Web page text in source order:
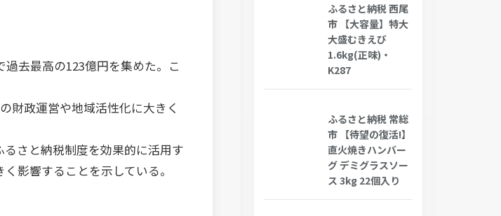
去最高の123億円を集めた。こ
財政運営や地域活性化に大きく
さと納税制度を効果的に活用す
影響することを示している。
ふるさと納税 西尾
市 【大容量】特大
大盛むきえび
1.6kg(正味)・
K287
ふるさと納税 常総
市 【待望の復活!】
直火焼きハンバー
グ デミグラスソー
ス 3kg 22個入り